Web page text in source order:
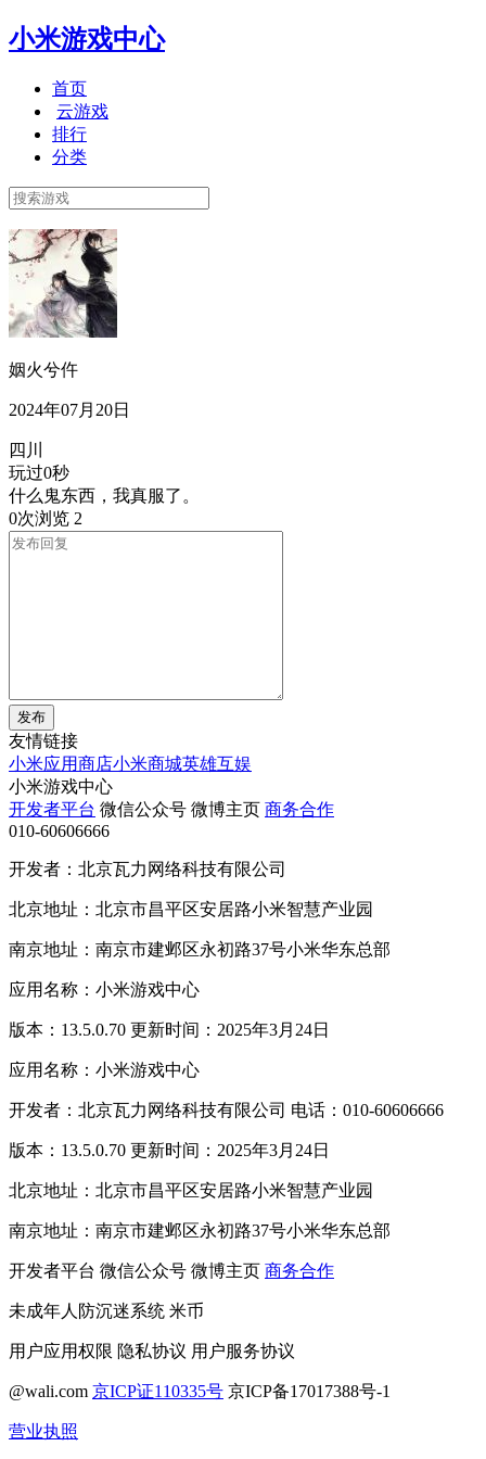
小米游戏中心
首页
云游戏
排行
分类
姻火兮仵
2024年07月20日
四川
玩过0秒
什么鬼东西，我真服了。
0次浏览 2
发布
友情链接
小米应用商店小米商城英雄互娱
小米游戏中心
开发者平台 微信公众号 微博主页 商务合作
010-60606666
开发者：北京瓦力网络科技有限公司
北京地址：北京市昌平区安居路小米智慧产业园
南京地址：南京市建邺区永初路37号小米华东总部
应用名称：小米游戏中心
版本：13.5.0.70 更新时间：2025年3月24日
应用名称：小米游戏中心
开发者：北京瓦力网络科技有限公司 电话：010-60606666
版本：13.5.0.70 更新时间：2025年3月24日
北京地址：北京市昌平区安居路小米智慧产业园
南京地址：南京市建邺区永初路37号小米华东总部
开发者平台 微信公众号 微博主页 商务合作
未成年人防沉迷系统 米币
用户应用权限 隐私协议 用户服务协议
@wali.com 京ICP证110335号 京ICP备17017388号-1
营业执照